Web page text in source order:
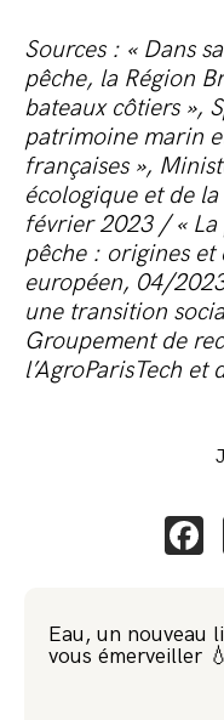
Sources : « Dans
pêche, la Région
bateaux côtiers »,
patrimoine marin
françaises »,
écologique et de
février 2023 / «
pêche : origines et
européen, 04/
une transition
Groupement de
l’AgroParisTech et
Eau, un nouveau
vous émerveiller 💧